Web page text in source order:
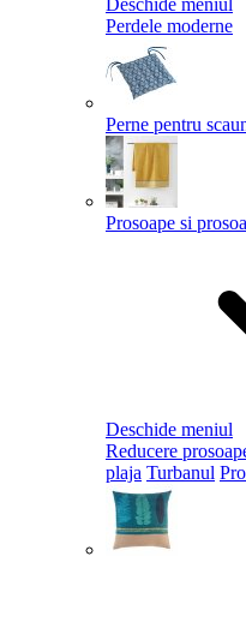
Deschide meniul
Perdele moderne
Perne pentru
Prosoape si
Deschide meniul
Reducere
plaja Turbanul